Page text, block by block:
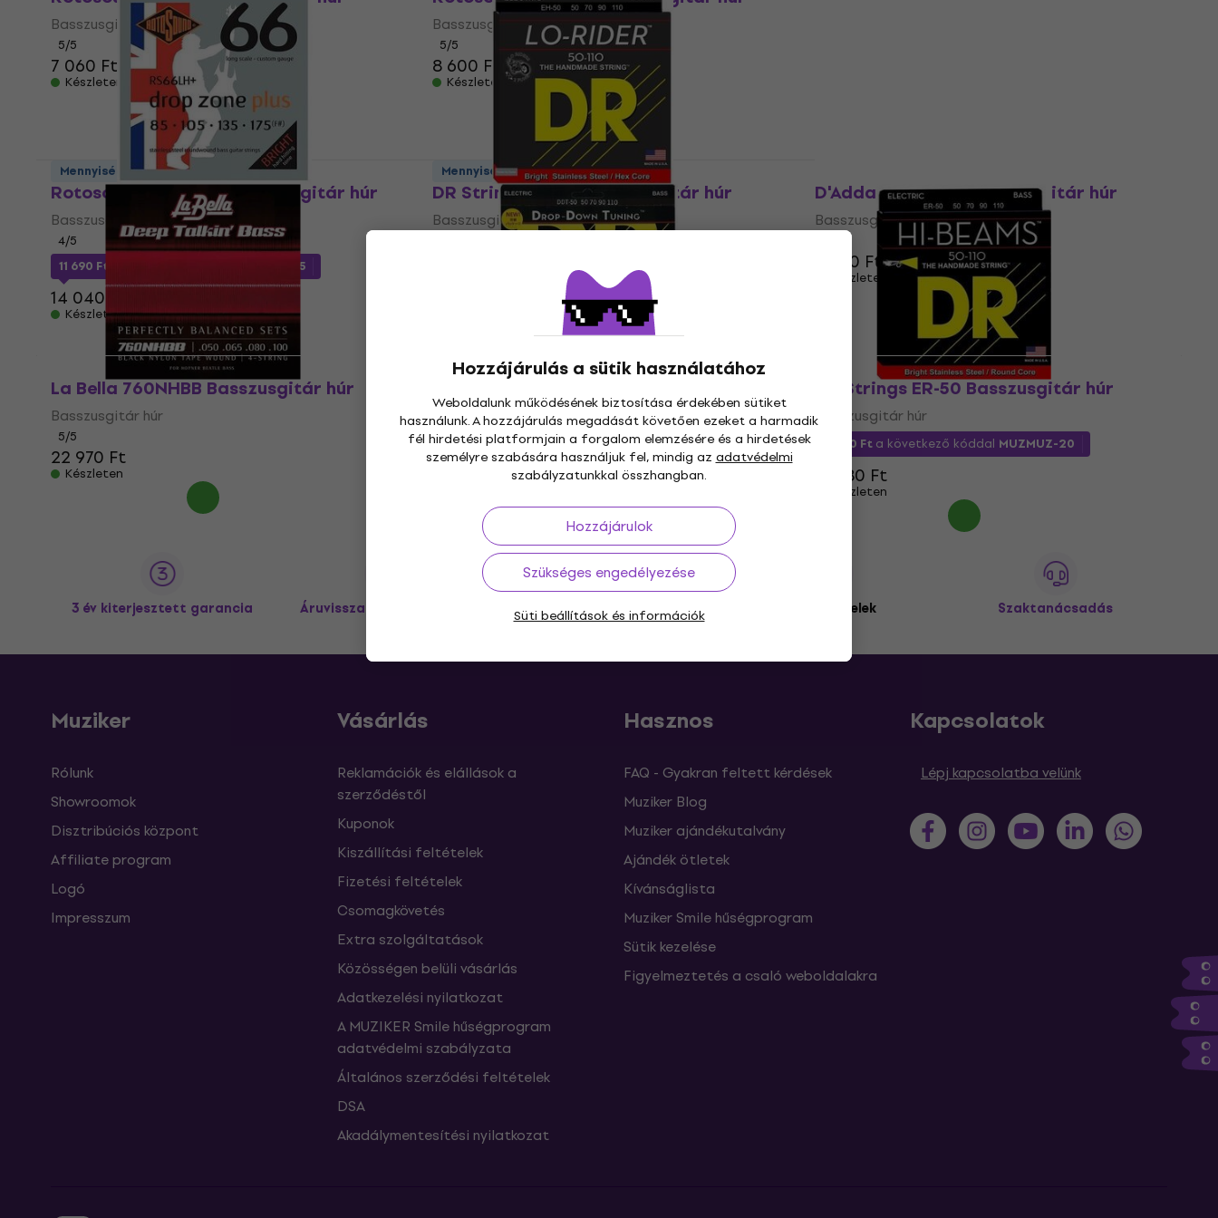
Hozzájárulás a sütik használatához
Weboldalunk működésének biztosítása érdekében sütiket
használunk. A hozzájárulás megadását követően ezeket a harmadik
fél hirdetési platformjain a forgalom elemzésére és a hirdetések
személyre szabására használjuk fel, mindig az adatvédelmi
szabályzatunkkal összhangban.
Hozzájárulok
Szükséges engedélyezése
Süti beállítások és információk
Basszusgitár húr
5/5
7 060 Ft
Készleten
Basszusgitár húr
5/5
8 600 Ft
Készleten
Rotosound RS66LH+ Basszusgitár húr
Basszusgitár húr
4/5
11 690 Ft
MUZMUZ-15
14 040 Ft
Készleten
DR Strings EH-50 Basszusgitár húr
Basszusgitár húr
D'Addario EXL160 Basszusgitár húr
Basszusgitár húr
7 800 Ft
Készleten
Mennyiségi kedvezmény
La Bella 760NHBB Basszusgitár húr
Basszusgitár húr
5/5
22 970 Ft
Készleten
Mennyiségi kedvezmény
DR Strings DDT-50 Basszusgitár húr
Basszusgitár húr
5/5
12 440 Fta következő kóddalMUZMUZ-20
Készleten
DR Strings ER-50 Basszusgitár húr
Basszusgitár húr
11 690 Fta következő kóddal MUZMUZ-20
14 780 Ft
Készleten
3 év kiterjesztett garancia Áruvisszaküldés 30 napig Ingyenes szállítás59 000 Ft -tól 3M+ ügyfelek Szaktanácsadás
Muziker
Rólunk
Showroomok
Disztribúciós központ
Affiliate program
Logó
Impresszum
Vásárlás
Reklamációk és elállások a
szerződéstől
Kuponok
Kiszállítási feltételek
Fizetési feltételek
Csomagkövetés
Extra szolgáltatások
Közösségen belüli vásárlás
Adatkezelési nyilatkozat
A MUZIKER Smile hűségprogram
adatvédelmi szabályzata
Általános szerződési feltételek
DSA
Akadálymentesítési nyilatkozat
Hasznos
FAQ - Gyakran feltett kérdések
Muziker Blog
Muziker ajándékutalvány
Ajándék ötletek
Kívánságlista
Muziker Smile hűségprogram
Sütik kezelése
Figyelmeztetés a csaló weboldalakra
Kapcsolatok
Lépj kapcsolatba velünk